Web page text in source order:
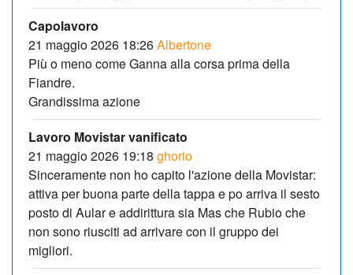
Capolavoro
21 maggio 2026 18:26Albertone
Più o meno come Ganna alla corsa prima della
Fiandre.
Grandissima azione
Lavoro Movistar vanificato
21 maggio 2026 19:18 ghorio
Sinceramente non ho capito l'azione della Movistar:
attiva per buona parte della tappa e po arriva il sesto
posto di Aular e addirittura sia Mas che Rubio che
non sono riusciti ad arrivare con il gruppo dei
migliori.